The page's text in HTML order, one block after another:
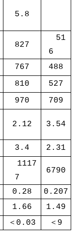
5.8
827
51
6
767 488
810 527
970 709
2.12 3.54
3.4 2.31
1117
7
6790
0.28
0.207
1.66
1.49
＜0.03 ＜9